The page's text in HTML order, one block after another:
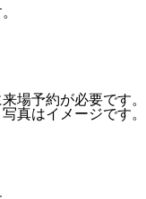
場予約が必要です。
写真はイメージです。